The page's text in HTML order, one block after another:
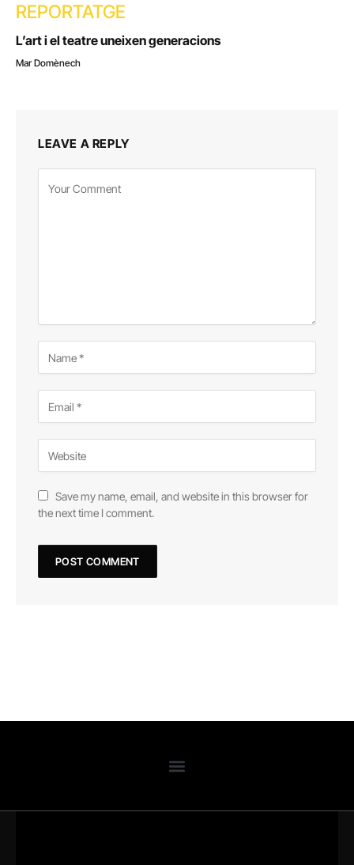
REPORTATGE
L’art i el teatre uneixen generacions
Mar Domènech
LEAVE A REPLY
Save my name, email, and website in this browser for
the next time I comment.